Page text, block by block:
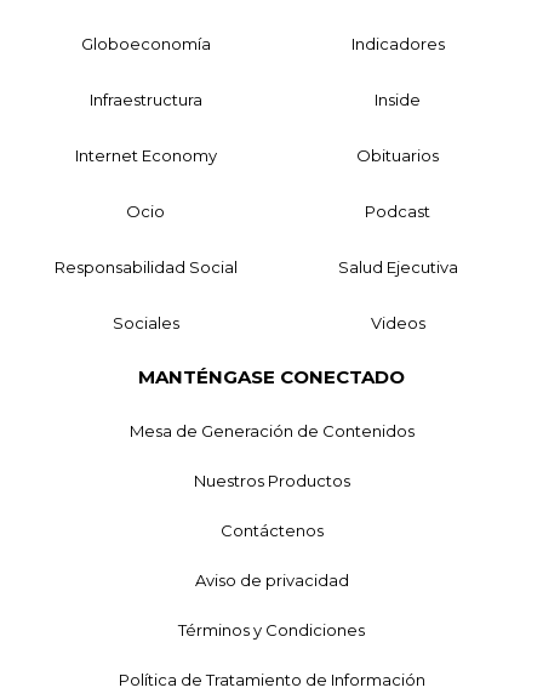
Globoeconomía Indicadores
Infraestructura Inside
Internet Economy Obituarios
Ocio Podcast
Responsabilidad Social Salud Ejecutiva
Sociales Videos
MANTÉNGASE CONECTADO
Mesa de Generación de Contenidos
Nuestros Productos
Contáctenos
Aviso de privacidad
Términos y Condiciones
Política de Tratamiento de Información